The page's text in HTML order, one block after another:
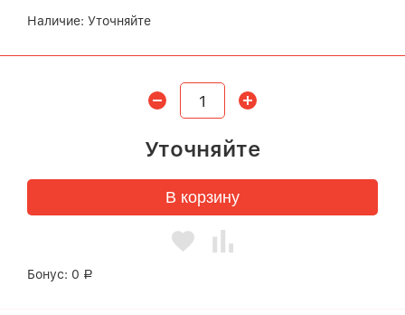
Наличие: Уточняйте
Уточняйте
В корзину
Бонус: 0 Р